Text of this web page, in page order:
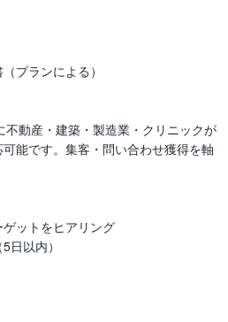
プランによる）
動産・建築・製造業・クリニックが
能です。集客・問い合わせ獲得を軸
ットをヒアリング
以内）